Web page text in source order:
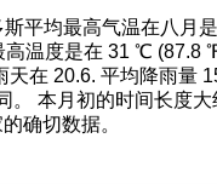
斯平均最高气温在八月
温度是在 31 ℃ (87.8
在 20.6. 平均降雨量
本月初的时间长度
确切数据。